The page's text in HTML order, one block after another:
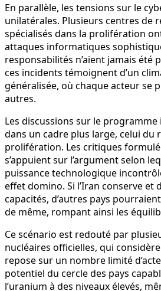
En parallèle, les tensions sur le
unilatérales. Plusieurs centres de
spécialisés dans la prolifération
attaques informatiques
responsabilités n’aient jamais été
ces incidents témoignent d’un
généralisée, où chaque acteur se
autres.
Les discussions sur le programme
dans un cadre plus large, celui du
prolifération. Les critiques
s’appuient sur l’argument selon
puissance technologique
effet domino. Si l’Iran conserve et
capacités, d’autres pays
de même, rompant ainsi les
Ce scénario est redouté par
nucléaires officielles, qui
repose sur un nombre limité
potentiel du cercle des pays
l’uranium à des niveaux élevés,